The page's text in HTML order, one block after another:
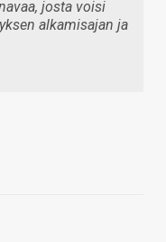
josta voisi
alkamisajan ja